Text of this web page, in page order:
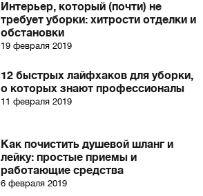
Интерьер, который (почти) не
требует уборки: хитрости отделки и
обстановки
19 февраля 2019
12 быстрых лайфхаков для уборки,
о которых знают профессионалы
11 февраля 2019
Как почистить душевой шланг и
лейку: простые приемы и
работающие средства
6 февраля 2019